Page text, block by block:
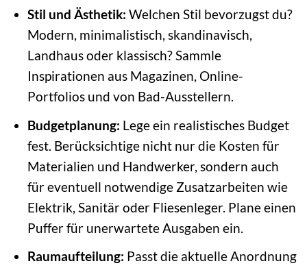
Stil und Ästhetik: Welchen Stil bevorzugst du?
Modern, minimalistisch, skandinavisch,
Landhaus oder klassisch? Sammle
Inspirationen aus Magazinen, Online-
Portfolios und von Bad-Ausstellern.
Budgetplanung: Lege ein realistisches Budget
fest. Berücksichtige nicht nur die Kosten für
Materialien und Handwerker, sondern auch
für eventuell notwendige Zusatzarbeiten wie
Elektrik, Sanitär oder Fliesenleger. Plane einen
Puffer für unerwartete Ausgaben ein.
Raumaufteilung: Passt die aktuelle Anordnung